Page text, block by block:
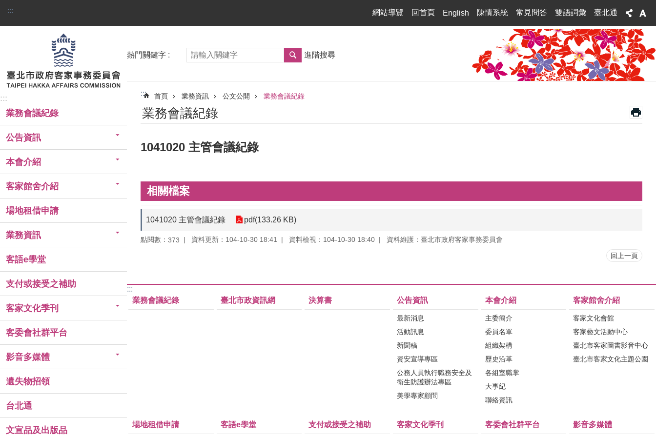
跳到主要內容區塊
::: 網站導覽 回首頁 English 陳情系統 常見問答 雙語詞彙 臺北通
:::
業務會議紀錄
公告資訊
本會介紹
客家館舍介紹
場地租借申請
業務資訊
客語e學堂
支付或接受之補助
客家文化季刊
客委會社群平台
影音多媒體
遺失物招領
台北通
文宣品及出版品
熱門關鍵字 進階搜尋
::: 首頁 業務資訊 公文公開 業務會議紀錄
業務會議紀錄
1041020 主管會議紀錄
相關檔案
1041020 主管會議紀錄 pdf(133.26 KB)
點閱數： 373 資料更新：104-10-30 18:41 資料檢視：104-10-30 18:40 資料維護：臺北市政府客家事務委員會
回上一頁
:::
業務會議紀錄
臺北市政資訊網 決算書 公告資訊
最新消息
活動訊息
新聞稿
資安宣導專區
公務人員執行職務安全及
衛生防護辦法專區
美學專家顧問
本會介紹
主委簡介
委員名單
組織架構
歷史沿革
各組室職掌
大事紀
聯絡資訊
客家館舍介紹
客家文化會館
客家藝文活動中心
臺北市客家圖書影音中心
臺北市客家文化主題公園
場地租借申請 客語e學堂 支付或接受之補助 客家文化季刊 客委會社群平台 影音多媒體